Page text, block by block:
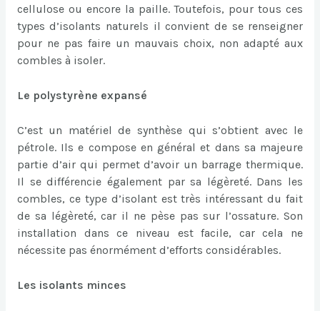
cellulose ou encore la paille. Toutefois, pour tous ces
types d’isolants naturels il convient de se renseigner
pour ne pas faire un mauvais choix, non adapté aux
combles à isoler.
Le polystyrène expansé
C’est un matériel de synthèse qui s’obtient avec le
pétrole. Ils e compose en général et dans sa majeure
partie d’air qui permet d’avoir un barrage thermique.
Il se différencie également par sa légèreté. Dans les
combles, ce type d’isolant est très intéressant du fait
de sa légèreté, car il ne pèse pas sur l’ossature. Son
installation dans ce niveau est facile, car cela ne
nécessite pas énormément d’efforts considérables.
Les isolants minces